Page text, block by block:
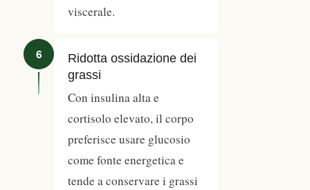
viscerale.
6
Ridotta ossidazione dei
grassi
Con insulina alta e
cortisolo elevato, il corpo
preferisce usare glucosio
come fonte energetica e
tende a conservare i grassi